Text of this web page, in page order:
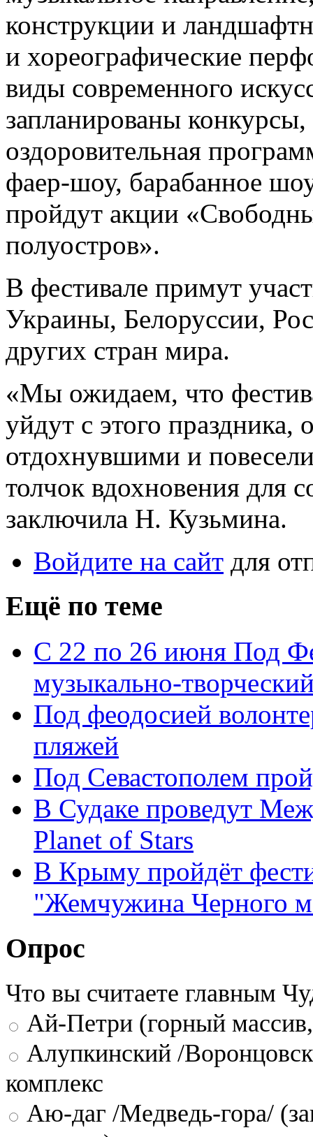
конструкции и
и хореографические
виды современного
запланированы
оздоровительная
фаер-шоу, барабанное
пройдут акции
полуостров».
В фестивале примут
Украины, Белоруссии,
других стран мира.
«Мы ожидаем, что
уйдут с этого праздника,
отдохнувшими и
толчок вдохновения для
заключила Н. Кузьмина.
Войдите на сайт для
Ещё по теме
С 22 по 26 июня Под
музыкально-
Под феодосией
пляжей
Под Севастополем
В Судаке проведут
Рlanet of Stars
В Крыму пройдёт
"Жемчужина Черного
Опрос
Что вы считаете главным
Ай-Петри (горный
Алупкинский /
комплекс
Аю-даг /Медведь-гора/